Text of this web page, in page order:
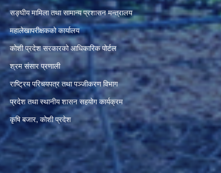
सङ्‍घीय मामिला तथा सामान्य प्रशासन मन्त्रालय
महालेखापरीक्षकको कार्यालय
कोशी प्रदेश सरकारको आधिकारिक पोर्टल
श्रम संसार प्रणाली
राष्ट्रिय परिचयपत्र तथा पञ्जीकरण विभाग
प्रदेश तथा स्थानीय शासन सहयोग कार्यक्रम
कृषि बजार, कोशी प्रदेश